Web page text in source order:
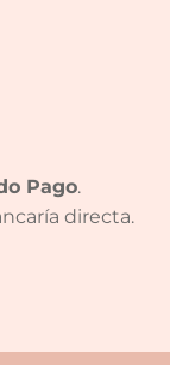
Pago.
directa.